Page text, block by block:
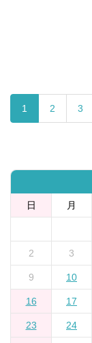
1 2 3
日 月
2 3
9 10
16 17
23 24